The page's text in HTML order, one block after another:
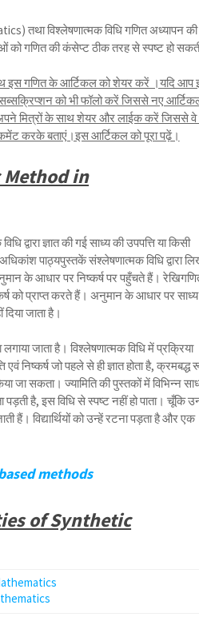
तथा विश्लेषणात्मक विधि गणित अध्यापन की
को गणित की कंसेप्ट ठीक तरह से स्पष्ट हो
इस गणित के आर्टिकल को शेयर करें ।यदि आप
को भी फॉलो करें जिससे नए
मित्रों के साथ शेयर और लाईक करें जिससे वे
करके बताएं।इस आर्टिकल को पूरा पढ़ें।
Method in
द्वारा ज्ञात की गई साध्य की उपपत्ति या किसी
पाठ्यपुस्तकें संश्लेषणात्मक विधि द्वारा
के आधार पर निष्कर्ष पर पहुँचते हैं।
को प्राप्त करते हैं। अनुमान के आधार पर
जाता है।
लगाया जाता है। विश्लेषणात्मक विधि में प्रक्रिया
निष्कर्ष जो पहले से ही ज्ञात होता है, क्रमबद्ध
जा सकता। ज्यामिति की पुस्तकों में विभिन्न
है, इस विधि से स्पष्ट नहीं हो पाता। चूँकि
हैं। विद्यार्थियों को उन्हें रटना पड़ता है और एक
methods
of Synthetic